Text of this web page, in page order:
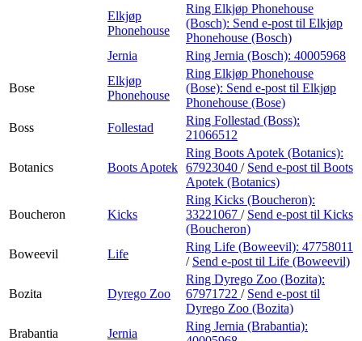
Elkjøp
Phonehouse
Ring Elkjøp Phonehouse
(Bosch): Send e-post til Elkjøp
Phonehouse (Bosch)
Jernia
Ring Jernia (Bosch): 40005968
Bose
Elkjøp
Phonehouse
Ring Elkjøp Phonehouse
(Bose): Send e-post til Elkjøp
Phonehouse (Bose)
Boss
Follestad
Ring Follestad (Boss):
21066512
Botanics Boots Apotek
Ring Boots Apotek (Botanics):
67923040 / Send e-post til Boots
Apotek (Botanics)
Boucheron Kicks
Ring Kicks (Boucheron):
33221067 / Send e-post til Kicks
(Boucheron)
Boweevil
Life
Ring Life (Boweevil): 47758011
/ Send e-post til Life (Boweevil)
Bozita Dyrego Zoo
Ring Dyrego Zoo (Bozita):
67971722 / Send e-post til
Dyrego Zoo (Bozita)
Brabantia
Jernia
Ring Jernia (Brabantia):